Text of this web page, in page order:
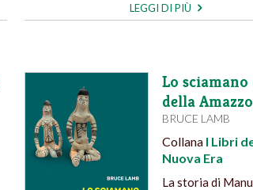
LEGGI DI PIÙ
Lo sciamano
della
BRUCE LAMB
Collana I Libri
Nuova Era
La storia di